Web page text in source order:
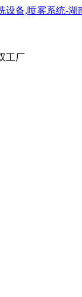
工厂
自动铁桶内外清
可根据清洗要求
动/自动可选）
内壁）+